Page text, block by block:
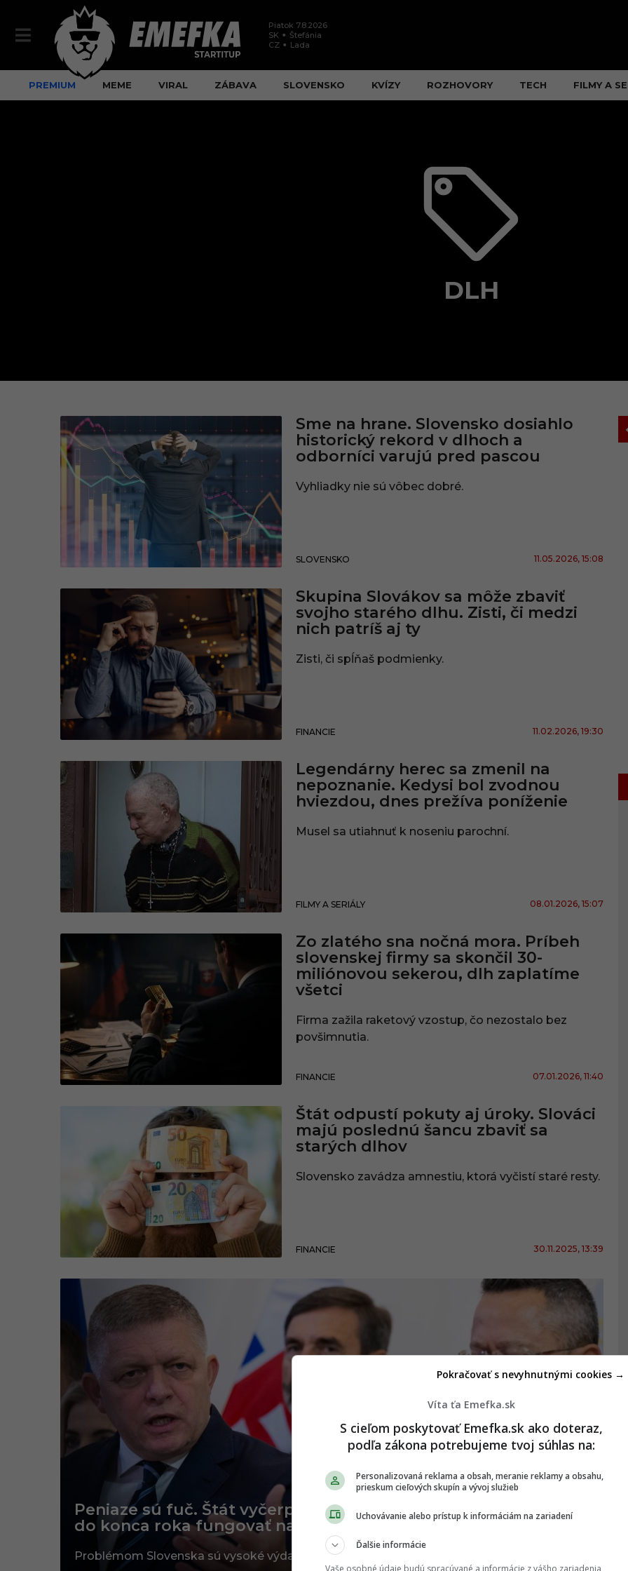
Piatok 7.8.2026
SK
Štefánia
CZ
Lada
PREMIUM MEME VIRAL ZÁBAVA SLOVENSKO KVÍZY ROZHOVORY TECH FILMY A
DLH
d
l
h
Sme na hrane. Slovensko dosiahlo
historický rekord v dlhoch a
odborníci varujú pred pascou
Vyhliadky nie sú vôbec dobré.
SLOVENSKO 11.05.2026, 15:08
Skupina Slovákov sa môže zbaviť
svojho starého dlhu. Zisti, či medzi
nich patríš aj ty
Zisti, či spĺňaš podmienky.
FINANCIE 11.02.2026, 19:30
Legendárny herec sa zmenil na
nepoznanie. Kedysi bol zvodnou
hviezdou, dnes prežíva poníženie
Musel sa utiahnuť k noseniu parochní.
FILMY A SERIÁLY 08.01.2026, 15:07
Zo zlatého sna nočná mora. Príbeh
slovenskej firmy sa skončil 30-
miliónovou sekerou, dlh zaplatíme
všetci
Firma zažila raketový vzostup, čo nezostalo bez
povšimnutia.
FINANCIE 07.01.2026, 11:40
Štát odpustí pokuty aj úroky. Slováci
majú poslednú šancu zbaviť sa
starých dlhov
Slovensko zavádza amnestiu, ktorá vyčistí staré resty.
FINANCIE 30.11.2025, 13:39
Peniaze sú fuč. Štát vyčerpal celý rozpočet, Slovensko bude až
do konca roka fungovať na dlh
Problémom Slovenska sú vysoké výdavky verejného sektora.
Víta ťa Emefka.sk
S cieľom poskytovať Emefka.sk ako doteraz,
podľa zákona potrebujeme tvoj súhlas na:
Personalizovaná reklama a obsah, meranie reklamy a obsahu,
prieskum cieľových skupín a vývoj služieb
Uchovávanie alebo prístup k informáciám na zariadení
Ďalšie informácie
Vaše osobné údaje budú spracúvané a informácie z vášho zariadenia
Pokračovať s nevyhnutnými cookies →